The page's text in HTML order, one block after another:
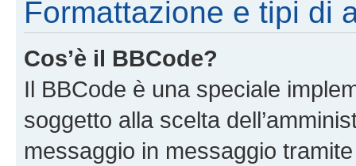
Formattazione e tipi di
Cos’è il BBCode?
Il BBCode è una speciale
soggetto alla scelta
messaggio in messaggio